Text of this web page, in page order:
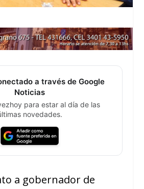
a través de Google
Noticias
para estar al día de las
novedades.
a gobernador de